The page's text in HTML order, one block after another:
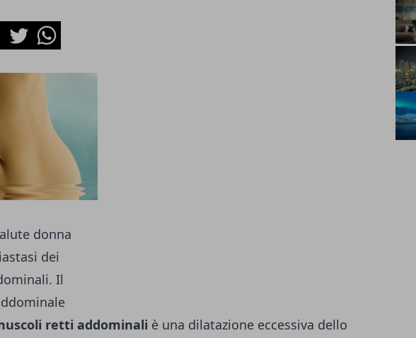
TwitterWhatsapp
retti addominali è una dilatazione eccessiva dello